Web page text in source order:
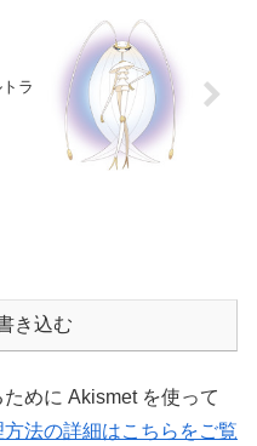
ラ
き込む
めに Akismet を使って
法の詳細はこちらをご覧